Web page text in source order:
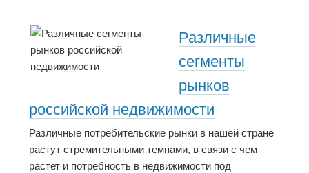
Различные
сегменты
рынков
российской недвижимости
Различные потребительские рынки в нашей стране
растут стремительными темпами, в связи с чем
растет и потребность в недвижимости под